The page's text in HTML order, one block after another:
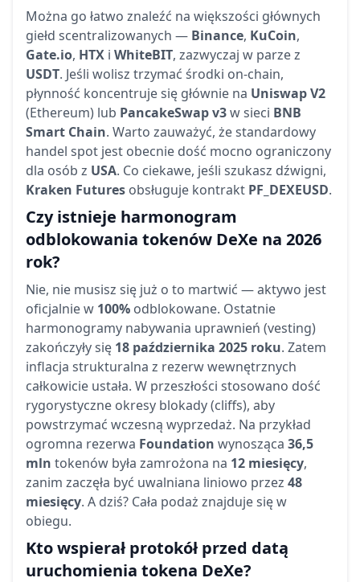
Można go łatwo znaleźć na większości głównych
giełd scentralizowanych — Binance, KuCoin,
Gate.io, HTX i WhiteBIT, zazwyczaj w parze z
USDT. Jeśli wolisz trzymać środki on-chain,
płynność koncentruje się głównie na Uniswap V2
(Ethereum) lub PancakeSwap v3w sieci BNB
Smart Chain. Warto zauważyć, że standardowy
handel spot jest obecnie dość mocno ograniczony
dla osób z USA. Co ciekawe, jeśli szukasz dźwigni,
Kraken Futures obsługuje kontrakt PF_DEXEUSD.
Czy istnieje harmonogram
odblokowania tokenów DeXe na 2026
rok?
Nie, nie musisz się już o to martwić — aktywo jest
oficjalnie w 100% odblokowane. Ostatnie
harmonogramy nabywania uprawnień (vesting)
zakończyły się 18 października 2025 roku. Zatem
inflacja strukturalna z rezerw wewnętrznych
całkowicie ustała. W przeszłości stosowano dość
rygorystyczne okresy blokady (cliffs), aby
powstrzymać wczesną wyprzedaż. Na przykład
ogromna rezerwa Foundation wynosząca 36,5
mln tokenów była zamrożona na 12 miesięcy,
zanim zaczęła być uwalniana liniowo przez 48
miesięcy. A dziś? Cała podaż znajduje się w
obiegu.
Kto wspierał protokół przed datą
uruchomienia tokena DeXe?